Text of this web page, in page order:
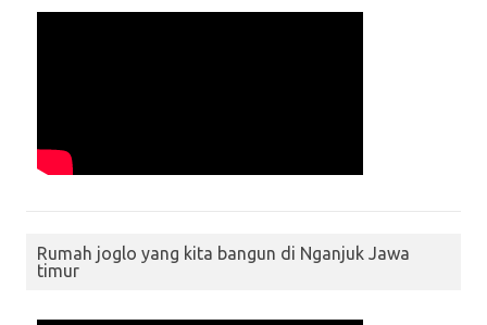
Rumah joglo yang kita bangun di Nganjuk Jawa
timur